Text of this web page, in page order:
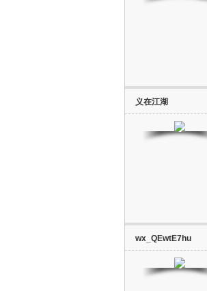
义在江湖
wx_QEwtE7hu